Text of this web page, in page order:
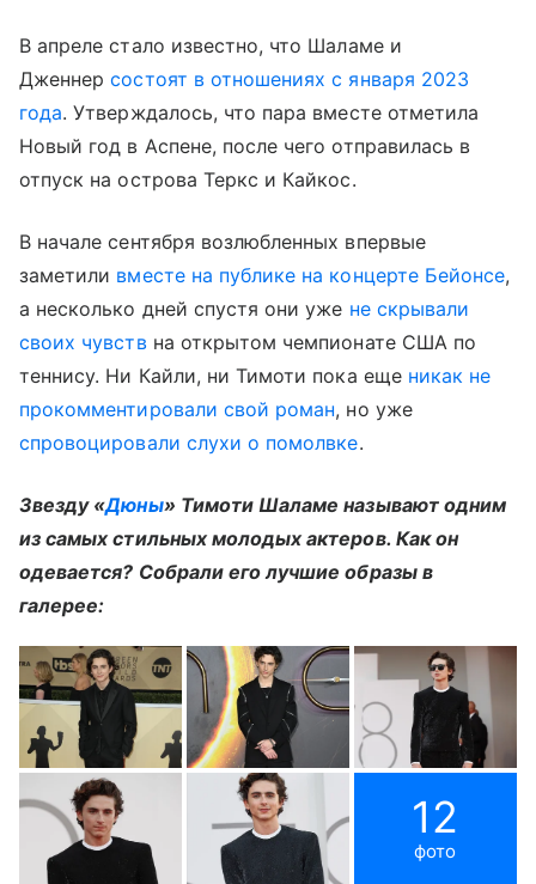
В апреле стало известно, что Шаламе и
Дженнерсостоят в отношениях с января 2023
года. Утверждалось, что пара вместе отметила
Новый год в Аспене, после чего отправилась в
отпуск на острова Теркс и Кайкос.
В начале сентября возлюбленных впервые
заметили вместе на публике на концерте Бейонсе,
а несколько дней спустя они уже не скрывали
своих чувствна открытом чемпионате США по
теннису. Ни Кайли, ни Тимоти пока еще никак не
прокомментировали свой роман, но уже
спровоцировали слухи о помолвке.
Звезду «Дюны» Тимоти Шаламе называют одним
из самых стильных молодых актеров. Как он
одевается? Собрали его лучшие образы в
галерее:
12
фото